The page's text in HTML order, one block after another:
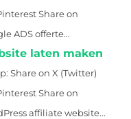
Share on
ADS offerte...
laten maken
Share on X (Twitter)
Share on
affiliate website...